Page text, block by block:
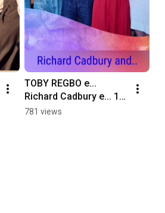
TOBY REGBO e...
Richard Cadbury e... 15
luglio 2026 "The
781 views